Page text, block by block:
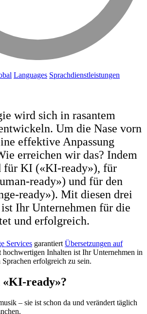
Languages Sprachdienstleistungen
wird sich in rasantem
Um die Nase vorn
effektive Anpassung
erreichen wir das? Indem
für KI («KI-ready»), für
ready») und für den
ready»). Mit diesen drei
Ihr Unternehmen für die
und erfolgreich.
Services garantiert Übersetzungen auf
hochwertigen Inhalten ist Ihr Unternehmen in
erfolgreich zu sein.
«KI-ready»?
– sie ist schon da und verändert täglich